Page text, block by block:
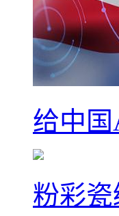
给中
粉彩